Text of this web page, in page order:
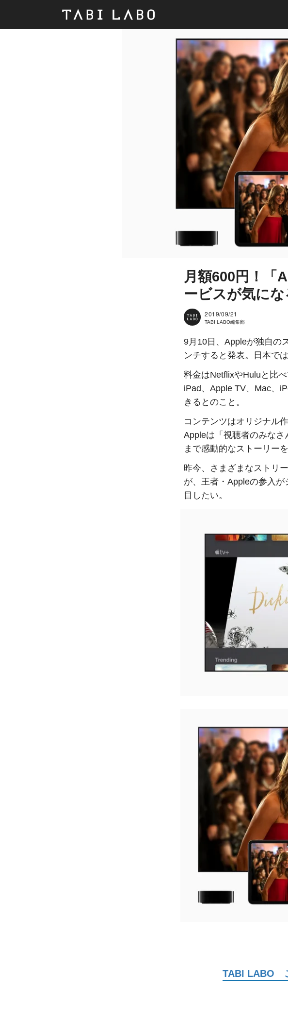
月額600円！「
ービスが気にな
2019/09/21
TABI LABO編集部
9月10日、Appleが独自の
ンチすると発表。日本で
料金はNetflixやHuluと比
iPad、Apple TV、Mac、
きるとのこと。
コンテンツはオリジナル
Appleは「視聴者のみなさ
まで感動的なストーリー
昨今、さまざまなストリ
が、王者・Appleの参入
目したい。
TABI LABO